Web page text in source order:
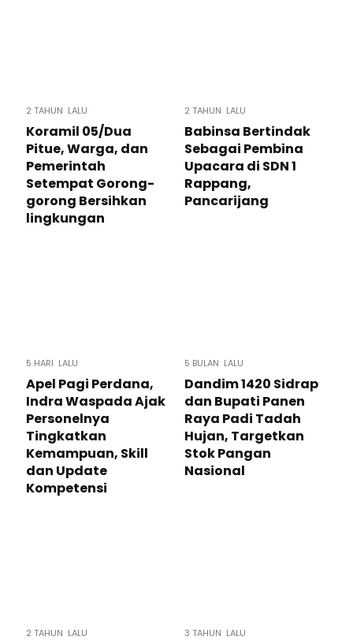
2 TAHUN LALU
Koramil 05/Dua
Pitue, Warga, dan
Pemerintah
Setempat Gorong-
gorong Bersihkan
lingkungan
2 TAHUN LALU
Babinsa Bertindak
Sebagai Pembina
Upacara di SDN 1
Rappang,
Pancarijang
5 HARI LALU
Apel Pagi Perdana,
Indra Waspada Ajak
Personelnya
Tingkatkan
Kemampuan, Skill
dan Update
Kompetensi
5 BULAN LALU
Dandim 1420 Sidrap
dan Bupati Panen
Raya Padi Tadah
Hujan, Targetkan
Stok Pangan
Nasional
2 TAHUN LALU 3 TAHUN LALU